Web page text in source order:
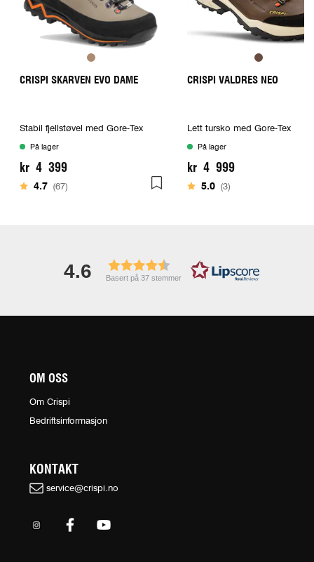
CRISPI SKARVEN EVO DAME
Stabil fjellstøvel med Gore-Tex
På lager
kr 4 399
Karakter:
4.7(67)
CRISPI VALDRES NEO
Lett tursko med Gore-Tex
På lager
kr 4 999
Karakter:
5.0 (3)
4.6 Basert på 37 stemmer
OM OSS
Om Crispi
Bedriftsinformasjon
KONTAKT
service@crispi.no